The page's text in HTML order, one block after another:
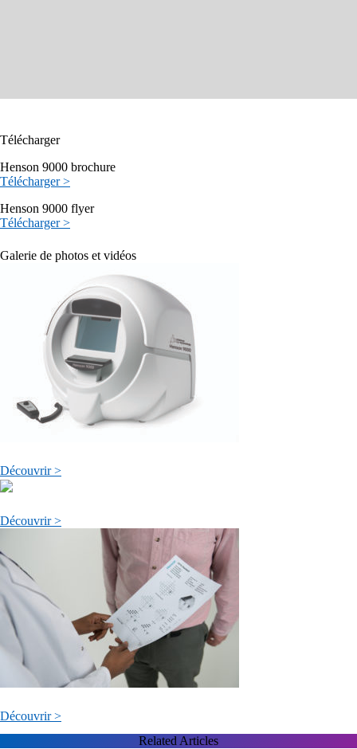
Télécharger
Henson 9000 brochure
Télécharger >
Henson 9000 flyer
Télécharger >
Galerie de photos et vidéos
Découvrir >
Découvrir >
Découvrir >
Related Articles